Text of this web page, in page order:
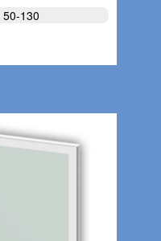
50-130